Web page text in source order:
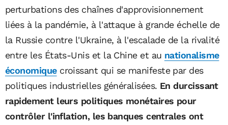
perturbations des chaînes d'approvisionnement
liées à la pandémie, à l'attaque à grande échelle de
la Russie contre l'Ukraine, à l'escalade de la rivalité
entre les États-Unis et la Chine et au nationalisme
économiquecroissant qui se manifeste par des
politiques industrielles généralisées. En durcissant
rapidement leurs politiques monétaires pour
contrôler l'inflation, les banques centrales ont